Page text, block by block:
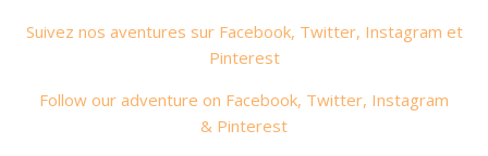
Suivez nos aventures sur Facebook, Twitter, Instagram et
Pinterest
Follow our adventure on Facebook, Twitter, Instagram
& Pinterest